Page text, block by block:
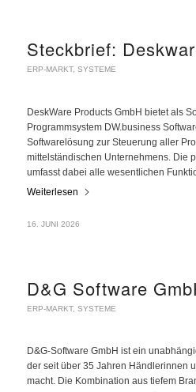
Steckbrief:
ERP-MARKT, SYSTEME
DeskWare Products GmbH bietet als
Programmsystem DW.business
Softwarelösung zur Steuerung aller
mittelständischen Unternehmens. Die
umfasst dabei alle wesentlichen
Weiterlesen
16. JUNI 2026
D&G Software
ERP-MARKT, SYSTEME
D&G-Software GmbH ist ein
der seit über 35 Jahren Händlerinnen
macht. Die Kombination aus tiefem